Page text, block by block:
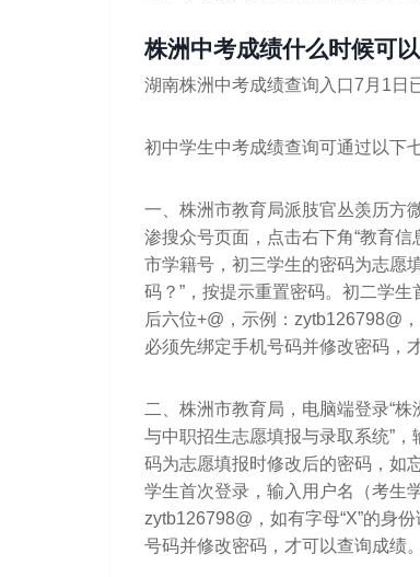
株洲中考成绩什么时候可
湖南株洲中考成绩查询入口7月1日
初中学生中考成绩查询可通过以下
一、株洲市教育局派肢官丛羡历方
渗搜众号页面，点击右下角“教育信
市学籍号，初三学生的密码为志愿
码？”，按提示重置密码。初二学
后六位+@，示例：zytb126798@
必须先绑定手机号码并修改密码，
二、株洲市教育局，电脑端登录“株
与中职招生志愿填报与录取系统”
码为志愿填报时修改后的密码，如
学生首次登录，输入用户名（考生
zytb126798@，如有字母“X”的身
号码并修改密码，才可以查询成绩。